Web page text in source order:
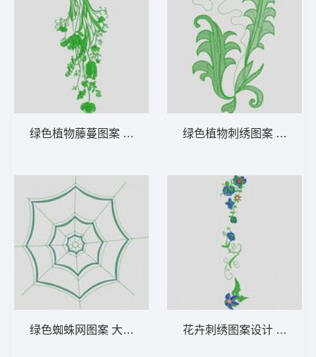
绿色植物藤蔓图案 大花样
绿色蜘蛛网图案 大花样
绿色植物刺绣图案 大花样
花卉刺绣图案设计 大花样